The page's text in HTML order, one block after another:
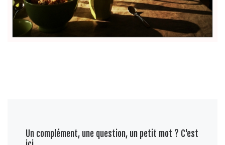
Un complément, une question, un petit mot ? C'est